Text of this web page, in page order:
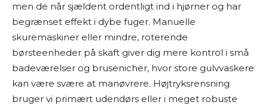
men de når sjældent ordentligt ind i hjørner og har
begrænset effekt i dybe fuger. Manuelle
skuremaskiner eller mindre, roterende
børsteenheder på skaft giver dig mere kontrol i små
badeværelser og brusenicher, hvor store gulvvaskere
kan være svære at manøvrere. Højtryksrensning
bruger vi primært udendørs eller i meget robuste